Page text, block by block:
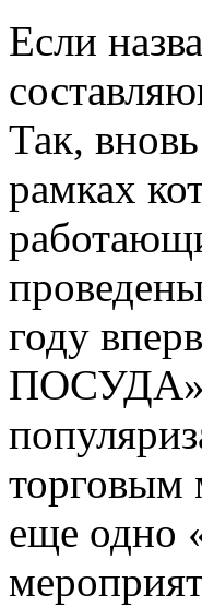
Если
Так,
рамках
году
ПОСУДА»
торговым
еще одно